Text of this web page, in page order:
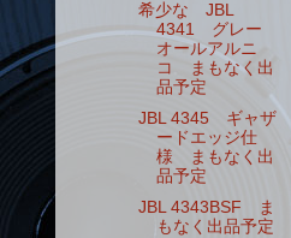
希少な JBL
4341 グレー
オールアルニ
コ まもなく出
品予定
JBL 4345 ギャザ
ードエッジ仕
様 まもなく出
品予定
JBL 4343BSF ま
もなく出品予定